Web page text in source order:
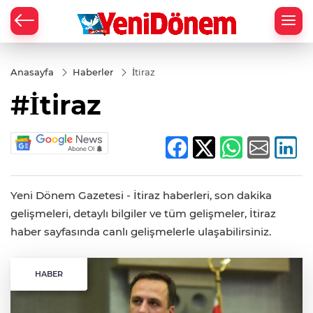
Anasayfa Haberler İtiraz
#İtiraz
Yeni Dönem Gazetesi - İtiraz haberleri, son dakika
gelişmeleri, detaylı bilgiler ve tüm gelişmeler, İtiraz
haber sayfasında canlı gelişmelerle ulaşabilirsiniz.
HABER